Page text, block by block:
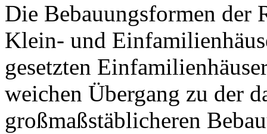
Die Bebauungsformen der
Klein- und
gesetzten
weichen Übergang zu der
großmaßstäblicheren